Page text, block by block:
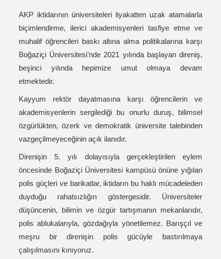
AKP iktidarının üniversiteleri liyakatten uzak atamalarla
biçimlendirme, ilerici akademisyenleri tasfiye etme ve
muhalif öğrencileri baskı altına alma politikalarına karşı
Boğaziçi Üniversitesi’nde 2021 yılında başlayan direniş,
beşinci yılında hepimize umut olmaya devam
etmektedir.
Kayyum rektör dayatmasına karşı öğrencilerin ve
akademisyenlerin sergilediği bu onurlu duruş, bilimsel
özgürlükten, özerk ve demokratik üniversite talebinden
vazgeçilmeyeceğinin açık ilanıdır.
Direnişin 5. yılı dolayısıyla gerçekleştirilen eylem
öncesinde Boğaziçi Üniversitesi kampüsü önüne yığılan
polis güçleri ve barikatlar, iktidarın bu haklı mücadeleden
duyduğu rahatsızlığın göstergesidir. Üniversiteler
düşüncenin, bilimin ve özgür tartışmanın mekanlarıdır,
polis ablukalarıyla, gözdağıyla yönetilemez. Barışçıl ve
meşru bir direnişin polis gücüyle bastırılmaya
çalışılmasını kınıyoruz.